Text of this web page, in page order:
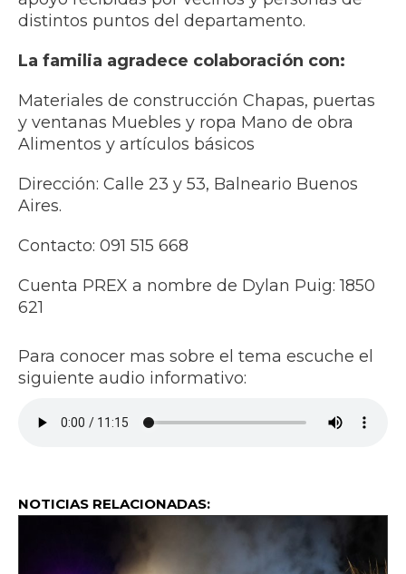
distintos puntos del departamento.
La familia agradece colaboración con:
Materiales de construcción Chapas, puertas
y ventanas Muebles y ropa Mano de obra
Alimentos y artículos básicos
Dirección: Calle 23 y 53, Balneario Buenos
Aires.
Contacto: 091 515 668
Cuenta PREX a nombre de Dylan Puig: 1850
621
Para conocer mas sobre el tema escuche el
siguiente audio informativo:
NOTICIAS RELACIONADAS: